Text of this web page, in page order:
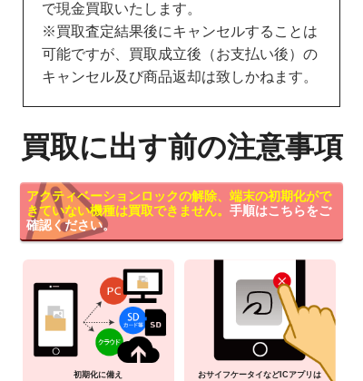
で現金買取いたします。
※買取査定結果後にキャンセルすることは
可能ですが、買取成立後（お支払い後）の
キャンセル及び商品返却は致しかねます。
買取に出す前の注意事項
アクティベーションロックの解除、端末の初期化がで
きていない機種は買取できません。 手順はこちらをご
確認ください。
初期化に備え
おサイフケータイなどICアプリは